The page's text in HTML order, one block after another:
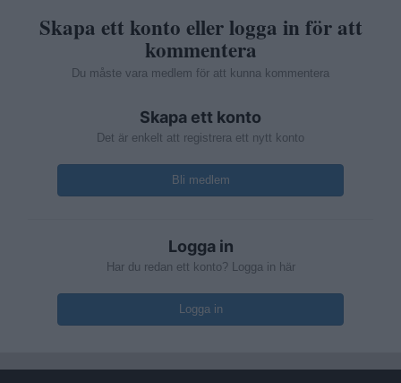
Skapa ett konto eller logga in för att
kommentera
Du måste vara medlem för att kunna kommentera
Skapa ett konto
Det är enkelt att registrera ett nytt konto
Bli medlem
Logga in
Har du redan ett konto? Logga in här
Logga in